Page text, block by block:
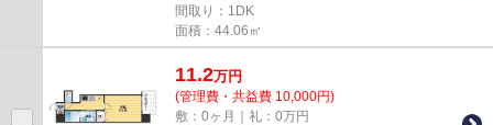
間取り：1DK
面積：44.06㎡
11.2万円
(管理費・共益費 10,000円)
敷：0ヶ月｜礼：0万円